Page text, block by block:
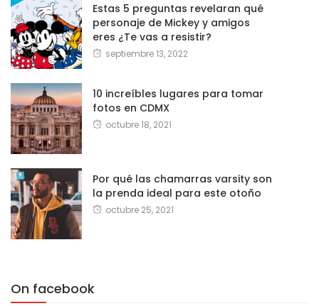
Estas 5 preguntas revelaran qué
personaje de Mickey y amigos
eres ¿Te vas a resistir?
septiembre 13, 2022
10 increíbles lugares para tomar
fotos en CDMX
octubre 18, 2021
Por qué las chamarras varsity son
la prenda ideal para este otoño
octubre 25, 2021
On facebook